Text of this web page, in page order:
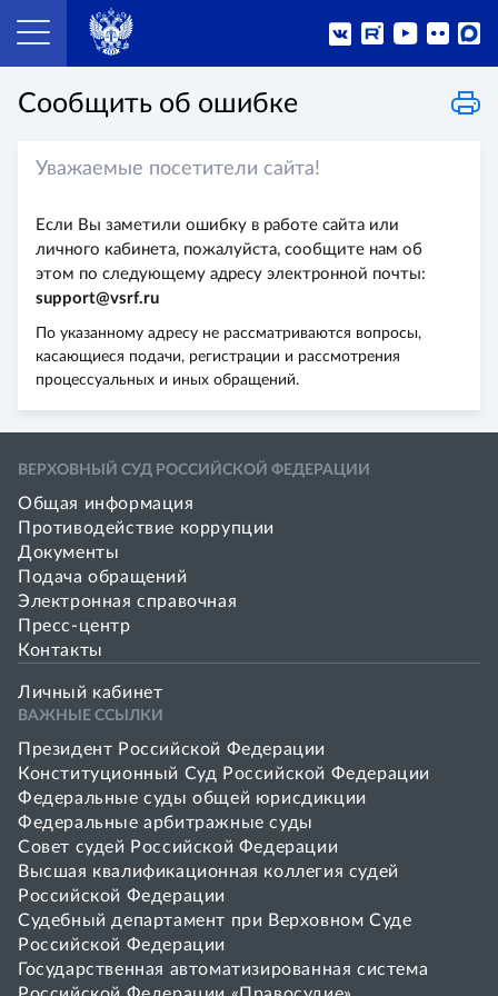
Сообщить об ошибке
Уважаемые посетители сайта!
Если Вы заметили ошибку в работе сайта или
личного кабинета, пожалуйста, сообщите нам об
этом по следующему адресу электронной почты:
support@vsrf.ru
По указанному адресу не рассматриваются вопросы,
касающиеся подачи, регистрации и рассмотрения
процессуальных и иных обращений.
ВЕРХОВНЫЙ СУД РОССИЙСКОЙ ФЕДЕРАЦИИ
Общая информация
Противодействие коррупции
Документы
Подача обращений
Электронная справочная
Пресс-центр
Контакты
Личный кабинет
ВАЖНЫЕ ССЫЛКИ
Президент Российской Федерации
Конституционный Суд Российской Федерации
Федеральные суды общей юрисдикции
Федеральные арбитражные суды
Совет cудей Российской Федерации
Высшая квалификационная коллегия судей
Российской Федерации
Судебный департамент при Верховном Суде
Российской Федерации
Государственная автоматизированная система